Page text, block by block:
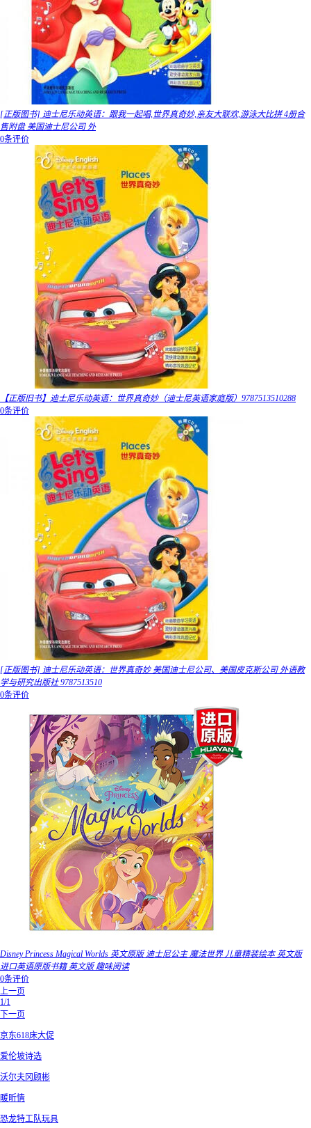
[正版图书] 迪士尼乐动英语：跟我一起唱,世界真奇妙,亲友大联欢,游泳大比拼 4册合
售附盘 美国迪士尼公司 外
0条评价
【正版旧书】迪士尼乐动英语：世界真奇妙（迪士尼英语家庭版）9787513510288
0条评价
[正版图书] 迪士尼乐动英语：世界真奇妙 美国迪士尼公司、美国皮克斯公司 外语教
学与研究出版社 9787513510
0条评价
Disney Princess Magical Worlds 英文原版 迪士尼公主 魔法世界 儿童精装绘本 英文版
进口英语原版书籍 英文版 趣味阅读
0条评价
上一页
1/1
下一页
京东618床大促
爱伦坡诗选
沃尔夫冈顾彬
暖昕情
恐龙特工队玩具